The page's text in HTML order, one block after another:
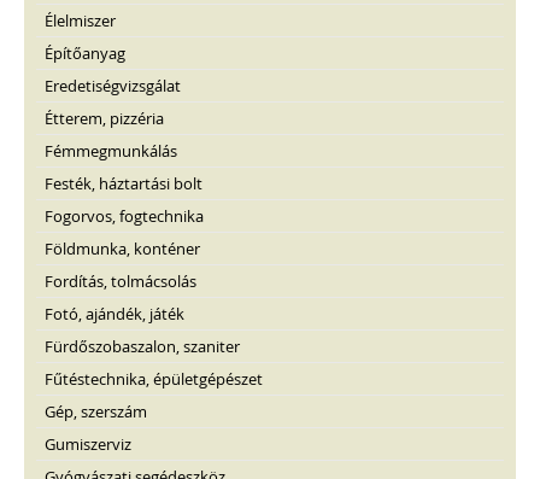
Élelmiszer
Építőanyag
Eredetiségvizsgálat
Étterem, pizzéria
Fémmegmunkálás
Festék, háztartási bolt
Fogorvos, fogtechnika
Földmunka, konténer
Fordítás, tolmácsolás
Fotó, ajándék, játék
Fürdőszobaszalon, szaniter
Fűtéstechnika, épületgépészet
Gép, szerszám
Gumiszerviz